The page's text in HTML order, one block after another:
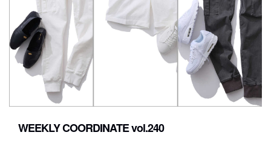
WEEKLY COORDINATE vol.240